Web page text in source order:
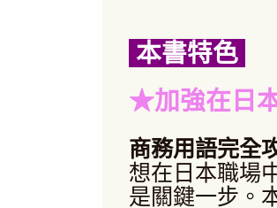
本書特色
★加強在日
商務用語完全
想在日本職場
是關鍵一步。